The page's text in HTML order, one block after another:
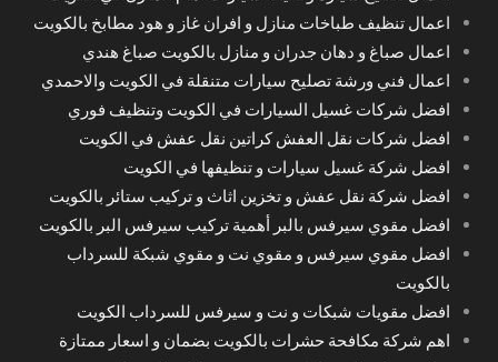
اعمال تنظيف طباخات منازل و افران غاز و هود مطابخ بالكويت
اعمال صباغ و دهان جدران و منازل بالكويت صباغ هندي
اعمال فني ورشة تصليح سيارات متنقلة في الكويت والاحمدي
افضل شركات غسيل السيارات في الكويت وتنظيف فوري
افضل شركات نقل العفش كراتين نقل عفش في الكويت
افضل شركة غسيل سيارات و تنظيفها في الكويت
افضل شركة نقل عفش و تخزين اثاث و تركيب ستائر بالكويت
افضل مقوي سيرفس بالبر أهمية تركيب سيرفس البر بالكويت
افضل مقوي سيرفس و مقوي نت و مقوي شبكة للسرداب
بالكويت
افضل مقويات شبكات و نت و سيرفس للسرداب الكويت
اهم شركة مكافحة حشرات بالكويت بضمان و اسعار ممتازة